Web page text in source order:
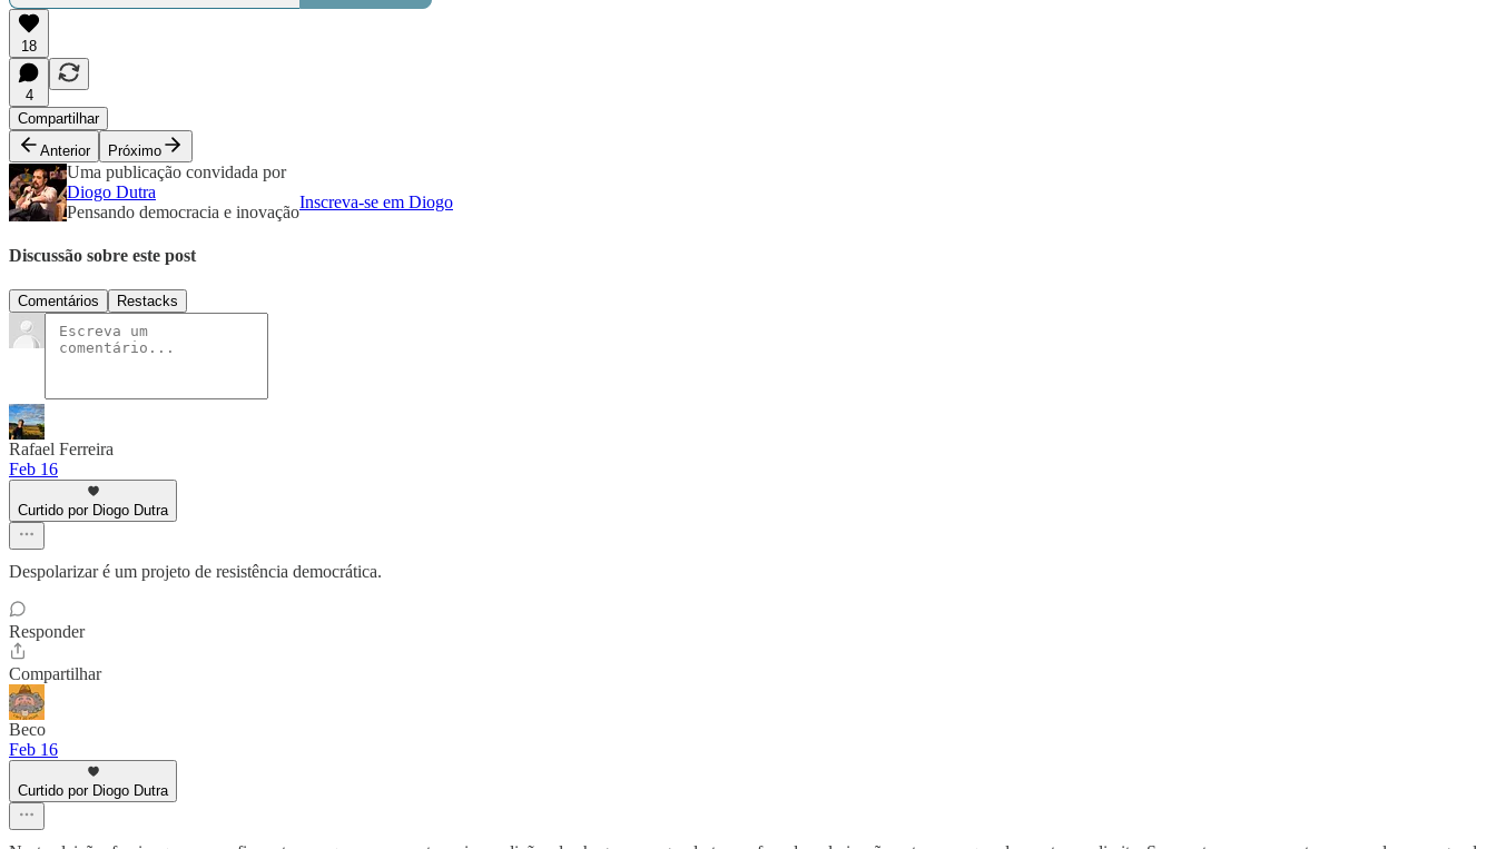
18
4
Compartilhar
Anterior
Próximo
Uma publicação convidada por
Diogo Dutra
Pensando democracia e inovação
Inscreva-se em Diogo
Discussão sobre este post
Comentários Restacks
Rafael Ferreira
Feb 16
Curtido por Diogo Dutra
Despolarizar é um projeto de resistência democrática.
Responder
Compartilhar
Beco
Feb 16
Curtido por Diogo Dutra